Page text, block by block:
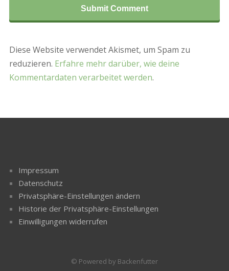
Diese Website verwendet Akismet, um Spam zu
reduzieren. Erfahre mehr darüber, wie deine
Kommentardaten verarbeitet werden.
Impressum
Datenschutz
Privatsphäre-Einstellungen ändern
Historie der Privatsphäre-Einstellungen
Einwilligungen widerrufen
© Powered by Backenfutter